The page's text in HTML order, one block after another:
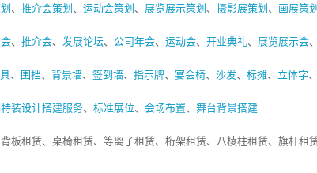
、 推介会策划、 运动会策划、 展览展示策划、 摄影展策划、 画展策
、 推介会、 发展论坛、 公司年会、 运动会、 开业典礼、 展览展示会、
、 围挡、 背景墙、 签到墙、 指示牌、 宴会椅、 沙发、 标摊、 立体字、
装设计搭建服务、 标准展位、 会场布置、 舞台背景搭建
板租赁、桌椅租赁、等离子租赁、桁架租赁、八棱柱租赁、旗杆